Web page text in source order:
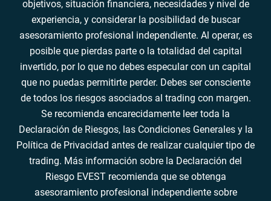
objetivos, situación financiera, necesidades y nivel de
experiencia, y considerar la posibilidad de buscar
asesoramiento profesional independiente. Al operar, es
posible que pierdas parte o la totalidad del capital
invertido, por lo que no debes especular con un capital
que no puedas permitirte perder. Debes ser consciente
de todos los riesgos asociados al trading con margen.
Se recomienda encarecidamente leer toda la
Declaración de Riesgos, las Condiciones Generales y la
Política de Privacidad antes de realizar cualquier tipo de
trading. Más información sobre la Declaración del
Riesgo EVEST recomienda que se obtenga
asesoramiento profesional independiente sobre